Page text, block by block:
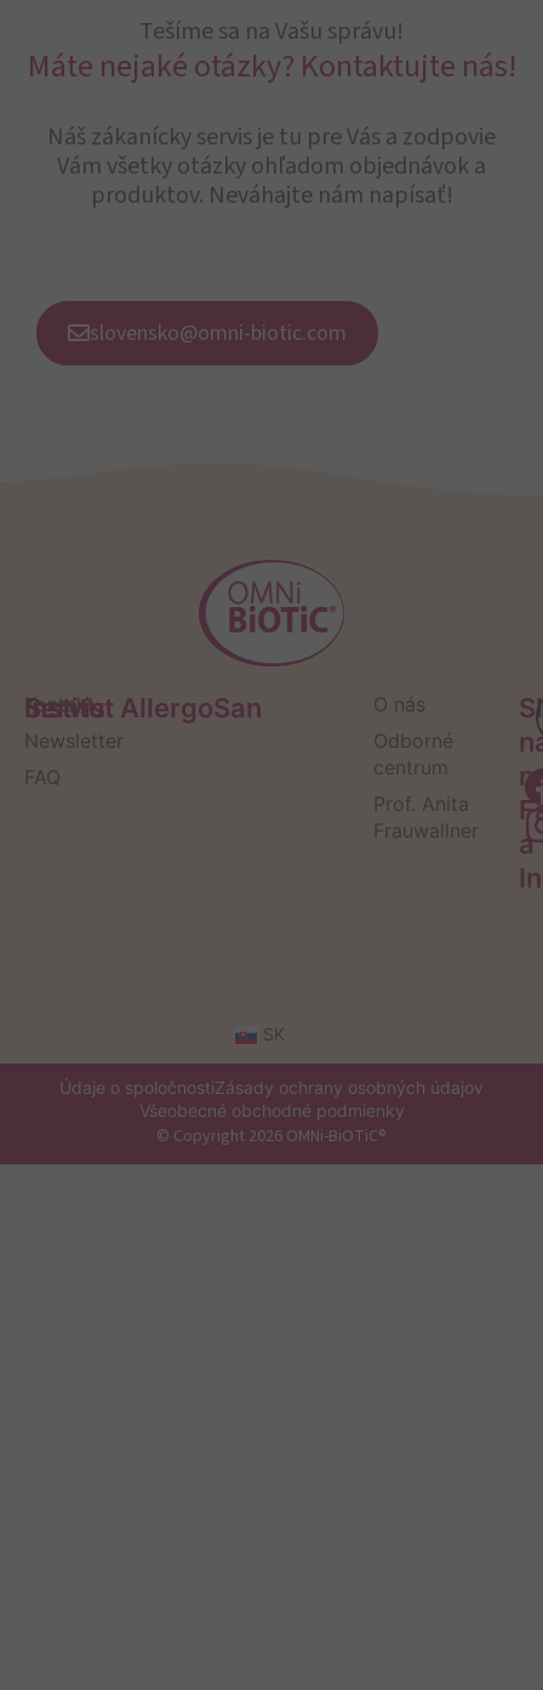
Tešíme sa na Vašu správu!
Máte nejaké otázky? Kontaktujte nás!
Náš zákanícky servis je tu pre Vás a zodpovie
Vám všetky otázky ohľadom objednávok a
produktov. Neváhajte nám napísať!
slovensko@omni-biotic.com
Servis
Kontakt
Newsletter
FAQ
Institut AllergoSan
O nás
Odborné
centrum
Prof. Anita
Frauwallner
a
SK
Údaje o spoločnostiZásady ochrany osobných údajov
Všeobecné obchodné podmienky
© Copyright 2026 OMNi-BiOTiC®